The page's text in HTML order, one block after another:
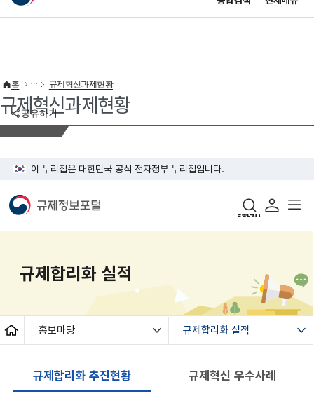
이 누리집은 대한민국 공식 전자정부 누리집입니다.
공유하기
홈 규제혁신과제현황
규제혁신과제현황